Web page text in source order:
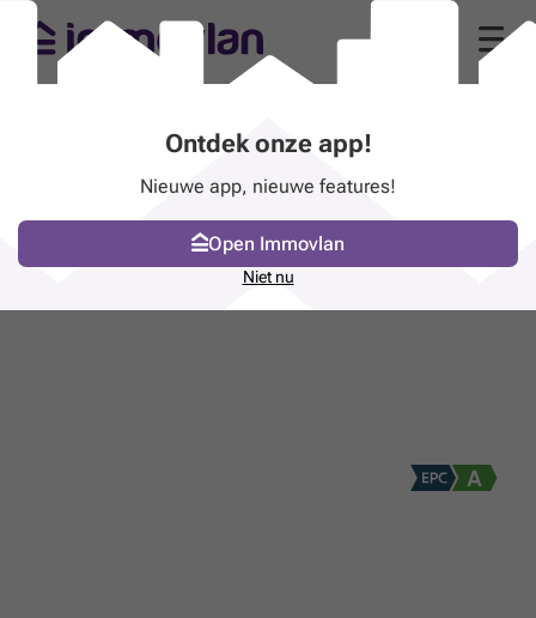
Ontdek onze app!
Nieuwe app, nieuwe features!
Open Immovlan
Niet nu